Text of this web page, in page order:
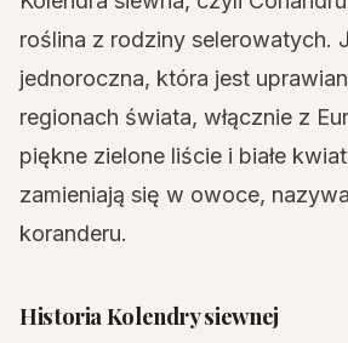
roślina z rodziny selerowatych.
jednoroczna, która jest
regionach świata, włącznie z
piękne zielone liście i białe
zamieniają się w owoce,
koranderu.
Historia Kolendry siewnej